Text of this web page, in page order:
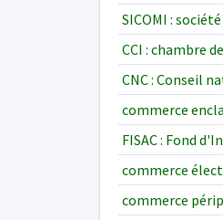
SICOMI :
CCI : chambre
CNC : Conseil
commerce
FISAC : Fond
commerce
commerce